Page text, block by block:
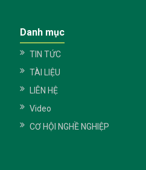
Danh mục
TIN TỨC
TÀI LIỆU
LIÊN HỆ
Video
CƠ HỘI NGHỀ NGHIỆP